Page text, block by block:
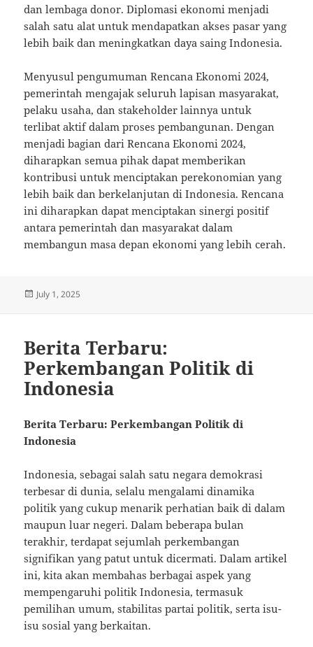
dan lembaga donor. Diplomasi ekonomi menjadi
salah satu alat untuk mendapatkan akses pasar yang
lebih baik dan meningkatkan daya saing Indonesia.
Menyusul pengumuman Rencana Ekonomi 2024,
pemerintah mengajak seluruh lapisan masyarakat,
pelaku usaha, dan stakeholder lainnya untuk
terlibat aktif dalam proses pembangunan. Dengan
menjadi bagian dari Rencana Ekonomi 2024,
diharapkan semua pihak dapat memberikan
kontribusi untuk menciptakan perekonomian yang
lebih baik dan berkelanjutan di Indonesia. Rencana
ini diharapkan dapat menciptakan sinergi positif
antara pemerintah dan masyarakat dalam
membangun masa depan ekonomi yang lebih cerah.
Posted
July 1, 2025
Berita Terbaru:
Perkembangan Politik di
Indonesia
Berita Terbaru: Perkembangan Politik di
Indonesia
Indonesia, sebagai salah satu negara demokrasi
terbesar di dunia, selalu mengalami dinamika
politik yang cukup menarik perhatian baik di dalam
maupun luar negeri. Dalam beberapa bulan
terakhir, terdapat sejumlah perkembangan
signifikan yang patut untuk dicermati. Dalam artikel
ini, kita akan membahas berbagai aspek yang
mempengaruhi politik Indonesia, termasuk
pemilihan umum, stabilitas partai politik, serta isu-
isu sosial yang berkaitan.